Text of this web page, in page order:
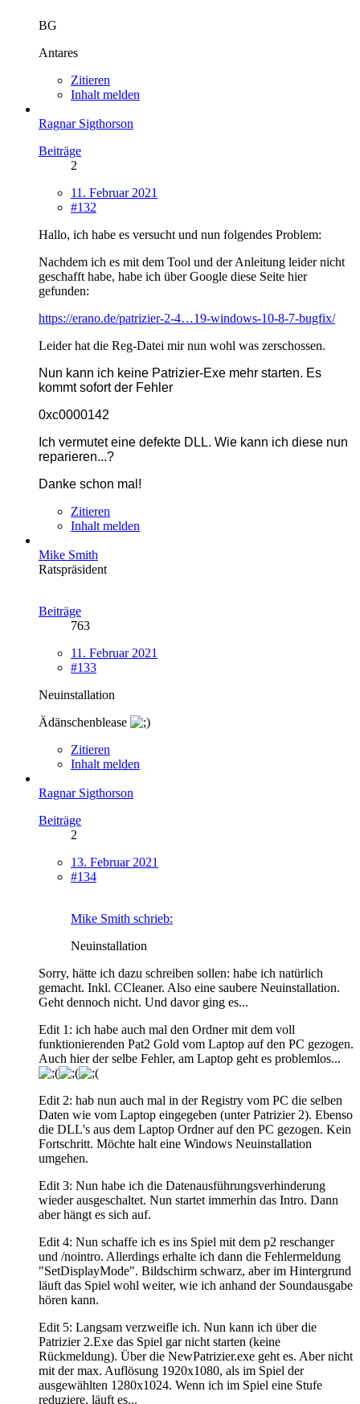
BG
Antares
Zitieren
Inhalt melden
Ragnar Sigthorson
Beiträge
2
11. Februar 2021
#132
Hallo, ich habe es versucht und nun folgendes Problem:
Nachdem ich es mit dem Tool und der Anleitung leider nicht
geschafft habe, habe ich über Google diese Seite hier
gefunden:
https://erano.de/patrizier-2-4…19-windows-10-8-7-bugfix/
Leider hat die Reg-Datei mir nun wohl was zerschossen.
Nun kann ich keine Patrizier-Exe mehr starten. Es
kommt sofort der Fehler
0xc0000142
Ich vermutet eine defekte DLL. Wie kann ich diese nun
reparieren...?
Danke schon mal!
Zitieren
Inhalt melden
Mike Smith
Ratspräsident
Beiträge
763
11. Februar 2021
#133
Neuinstallation
Ädänschenblease
Zitieren
Inhalt melden
Ragnar Sigthorson
Beiträge
2
13. Februar 2021
#134
Mike Smith schrieb:
Neuinstallation
Sorry, hätte ich dazu schreiben sollen: habe ich natürlich
gemacht. Inkl. CCleaner. Also eine saubere Neuinstallation.
Geht dennoch nicht. Und davor ging es...
Edit 1: ich habe auch mal den Ordner mit dem voll
funktionierenden Pat2 Gold vom Laptop auf den PC gezogen.
Auch hier der selbe Fehler, am Laptop geht es problemlos...
Edit 2: hab nun auch mal in der Registry vom PC die selben
Daten wie vom Laptop eingegeben (unter Patrizier 2). Ebenso
die DLL's aus dem Laptop Ordner auf den PC gezogen. Kein
Fortschritt. Möchte halt eine Windows Neuinstallation
umgehen.
Edit 3: Nun habe ich die Datenausführungsverhinderung
wieder ausgeschaltet. Nun startet immerhin das Intro. Dann
aber hängt es sich auf.
Edit 4: Nun schaffe ich es ins Spiel mit dem p2 reschanger
und /nointro. Allerdings erhalte ich dann die Fehlermeldung
"SetDisplayMode". Bildschirm schwarz, aber im Hintergrund
läuft das Spiel wohl weiter, wie ich anhand der Soundausgabe
hören kann.
Edit 5: Langsam verzweifle ich. Nun kann ich über die
Patrizier 2.Exe das Spiel gar nicht starten (keine
Rückmeldung). Über die NewPatrizier.exe geht es. Aber nicht
mit der max. Auflösung 1920x1080, als im Spiel der
ausgewählten 1280x1024. Wenn ich im Spiel eine Stufe
reduziere, läuft es...